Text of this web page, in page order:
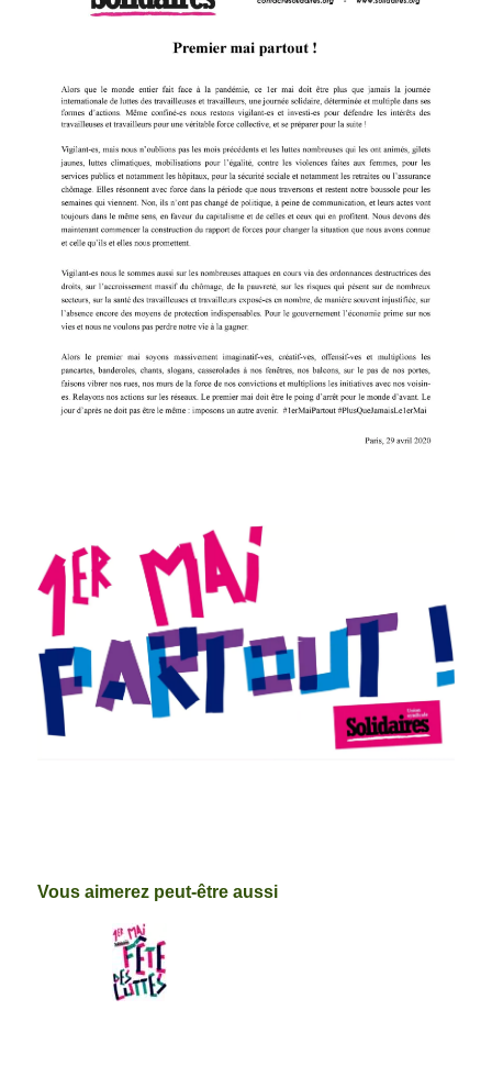
Vous aimerez peut-être aussi